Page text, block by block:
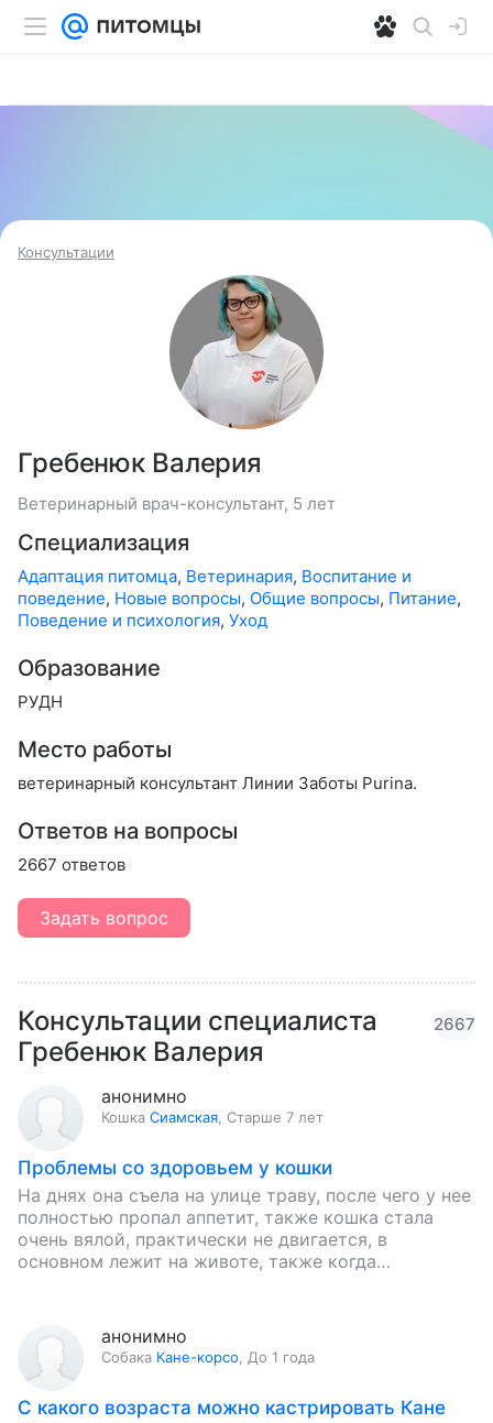
Консультации
Гребенюк Валерия
Ветеринарный врач-консультант, 5 лет
Специализация
Адаптация питомца, Ветеринария, Воспитание и
поведение, Новые вопросы, Общие вопросы, Питание,
Поведение и психология, Уход
Образование
РУДН
Место работы
ветеринарный консультант Линии Заботы Purina.
Ответов на вопросы
2667 ответов
Задать вопрос
Консультации специалиста
Гребенюк Валерия
2667
анонимно
Кошка Сиамская Старше 7 лет
Проблемы со здоровьем у кошки
На днях она съела на улице траву, после чего у нее
полностью пропал аппетит, также кошка стала
очень вялой, практически не двигается, в
основном лежит на животе, также когда
анонимно
Собака Кане-корсо До 1 года
С какого возраста можно кастрировать Кане